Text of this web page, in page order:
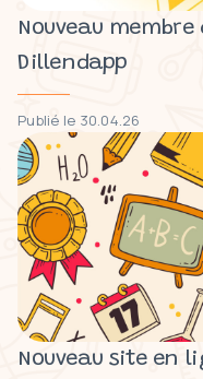
Nouveau
Dillendapp
Publié le 30.04.26
Nouveau site en